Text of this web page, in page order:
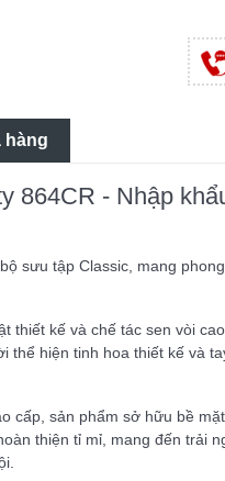
hàng
864CR - Nhập
sưu tập Classic, mang
thiết kế và chế tác sen vòi
thể hiện tinh hoa thiết kế và
cấp, sản phẩm sở hữu bề
thiện tỉ mỉ, mang đến trải